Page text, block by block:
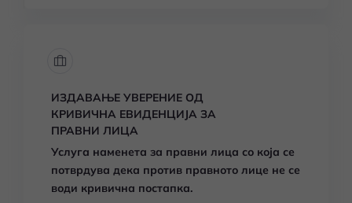
ИЗДАВАЊЕ УВЕРЕНИЕ ОД
КРИВИЧНА ЕВИДЕНЦИЈА ЗА
ПРАВНИ ЛИЦА
Услуга наменета за правни лица со која се
потврдува дека против правното лице не се
води кривична постапка.